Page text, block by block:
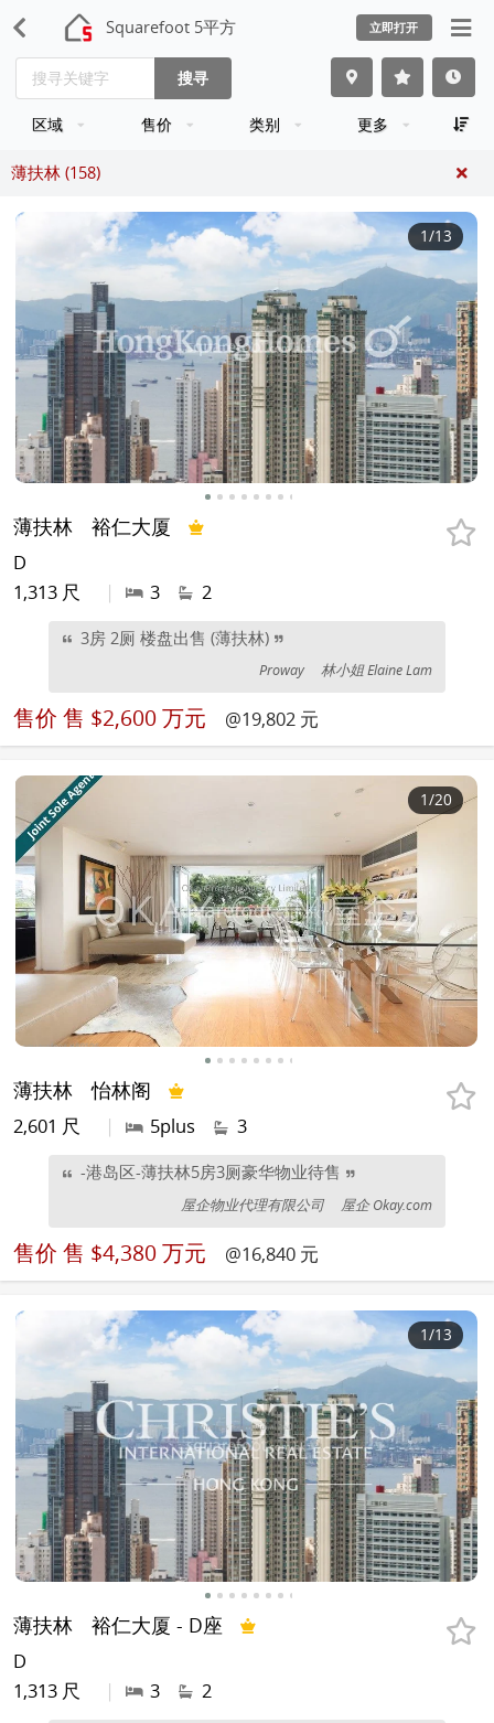
Squarefoot 5平方 立即打开
搜寻
区域 售价 类别 更多
薄扶林 (158)
1/13
薄扶林 裕仁大厦
D
1,313 尺
| 3 2
3房 2厕 楼盘出售 (薄扶林)
Proway 林小姐 Elaine Lam
售价 售 $2,600 万元 @19,802 元
1/20
薄扶林 怡林阁
2,601 尺 | 5plus 3
-港岛区-薄扶林5房3厕豪华物业待售
屋企物业代理有限公司 屋企 Okay.com
售价 售 $4,380 万元 @16,840 元
1/13
薄扶林 裕仁大厦 - D座
D
1,313 尺
| 3 2